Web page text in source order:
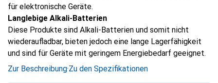
für elektronische Geräte.
Langlebige Alkali-Batterien
Diese Produkte sind Alkali-Batterien und somit nicht
wiederaufladbar, bieten jedoch eine lange Lagerfähigkeit
und sind für Geräte mit geringem Energiebedarf geeignet.
Zur Beschreibung·Zu den Spezifikationen